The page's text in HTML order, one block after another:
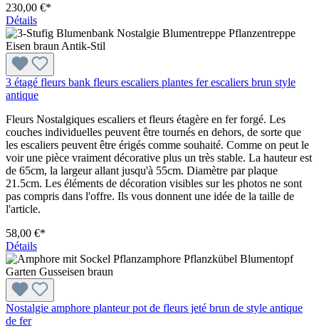
230,00 €*
Détails
3 étagé fleurs bank fleurs escaliers plantes fer escaliers brun style
antique
Fleurs Nostalgiques escaliers et fleurs étagère en fer forgé. Les
couches individuelles peuvent être tournés en dehors, de sorte que
les escaliers peuvent être érigés comme souhaité. Comme on peut le
voir une pièce vraiment décorative plus un très stable. La hauteur est
de 65cm, la largeur allant jusqu'à 55cm. Diamètre par plaque
21.5cm. Les éléments de décoration visibles sur les photos ne sont
pas compris dans l'offre. Ils vous donnent une idée de la taille de
l'article.
58,00 €*
Détails
Nostalgie amphore planteur pot de fleurs jeté brun de style antique
de fer